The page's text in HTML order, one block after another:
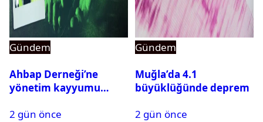
Gündem
Ahbap Derneği’ne
yönetim kayyumu
açıldı
2 gün önce
Gündem
Muğla’da 4.1
büyüklüğünde deprem
2 gün önce